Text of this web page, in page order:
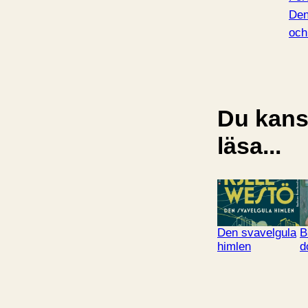
Du
läsa...
Den svavelgula
himlen